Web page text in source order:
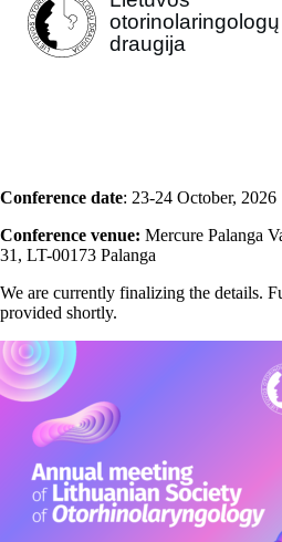
otorinolaringologų
draugija
Conference date: 23-24 October, 2026
Conference venue: Mercure Palanga
31, LT-00173 Palanga
We are currently finalizing the details.
provided shortly.